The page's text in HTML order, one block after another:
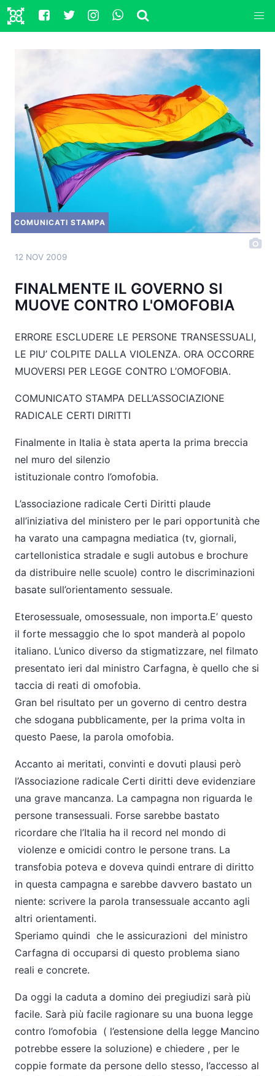
COMUNICATI STAMPA
12 NOV 2009
FINALMENTE IL GOVERNO SI
MUOVE CONTRO L'OMOFOBIA
ERRORE ESCLUDERE LE PERSONE TRANSESSUALI,
LE PIU’ COLPITE DALLA VIOLENZA. ORA OCCORRE
MUOVERSI PER LEGGE CONTRO L’OMOFOBIA.
COMUNICATO STAMPA DELL’ASSOCIAZIONE
RADICALE CERTI DIRITTI
Finalmente in Italia è stata aperta la prima breccia
nel muro del silenzio
istituzionale contro l’omofobia.
L’associazione radicale Certi Diritti plaude
all’iniziativa del ministero per le pari opportunità che
ha varato una campagna mediatica (tv, giornali,
cartellonistica stradale e sugli autobus e brochure
da distribuire nelle scuole) contro le discriminazioni
basate sull’orientamento sessuale.
Eterosessuale, omosessuale, non importa.E’ questo
il forte messaggio che lo spot manderà al popolo
italiano. L’unico diverso da stigmatizzare, nel filmato
presentato ieri dal ministro Carfagna, è quello che si
taccia di reati di omofobia.
Gran bel risultato per un governo di centro destra
che sdogana pubblicamente, per la prima volta in
questo Paese, la parola omofobia.
Accanto ai meritati, convinti e dovuti plausi però
l’Associazione radicale Certi diritti deve evidenziare
una grave mancanza. La campagna non riguarda le
persone transessuali. Forse sarebbe bastato
ricordare che l’Italia ha il record nel mondo di
violenze e omicidi contro le persone trans. La
transfobia poteva e doveva quindi entrare di diritto
in questa campagna e sarebbe davvero bastato un
niente: scrivere la parola transessuale accanto agli
altri orientamenti.
Speriamo quindi che le assicurazioni del ministro
Carfagna di occuparsi di questo problema siano
reali e concrete.
Da oggi la caduta a domino dei pregiudizi sarà più
facile. Sarà più facile ragionare su una buona legge
contro l’omofobia ( l’estensione della legge Mancino
potrebbe essere la soluzione) e chiedere , per le
coppie formate da persone dello stesso, l’accesso al